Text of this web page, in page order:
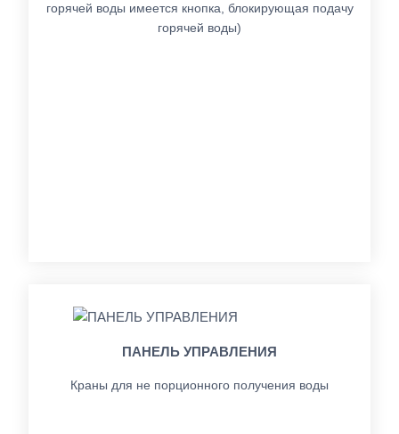
горячей воды имеется кнопка, блокирующая подачу
горячей воды)
ПАНЕЛЬ УПРАВЛЕНИЯ
Краны для не порционного получения воды